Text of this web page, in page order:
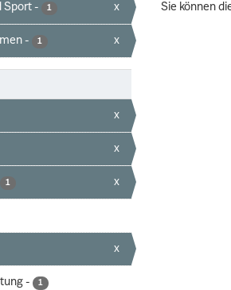
Sport - 1 x
- 1 x
x
x
1 x
x
- 1
Sie können